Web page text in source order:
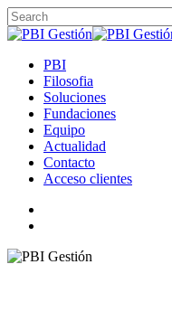
Skip
to
content
Close
search
Menu
PBI
Filosofia
Soluciones
Fundaciones
Equipo
Actualidad
Contacto
Acceso clientes